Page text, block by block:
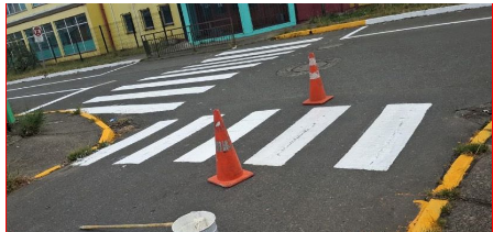
Economía
Deportes
Tecnología
Sostenibilidad